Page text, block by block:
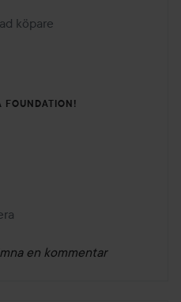
köpare
FOUNDATION!
en kommentar